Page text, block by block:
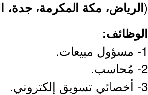
(الرياض، مكة المكرمة، جدة،
الوظائف:
1- مسؤول مبيعات.
2- مُحاسب.
3- أخصائي تسويق إلكتروني.